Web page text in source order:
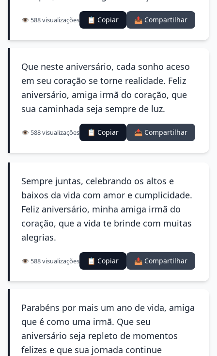
👁️ 588 visualizações 📋 Copiar 📤 Compartilhar
Que neste aniversário, cada sonho aceso
em seu coração se torne realidade. Feliz
aniversário, amiga irmã do coração, que
sua caminhada seja sempre de luz.
👁️ 588 visualizações 📋 Copiar 📤 Compartilhar
Sempre juntas, celebrando os altos e
baixos da vida com amor e cumplicidade.
Feliz aniversário, minha amiga irmã do
coração, que a vida te brinde com muitas
alegrias.
👁️ 588 visualizações 📋 Copiar 📤 Compartilhar
Parabéns por mais um ano de vida, amiga
que é como uma irmã. Que seu
aniversário seja repleto de momentos
felizes e que sua jornada continue